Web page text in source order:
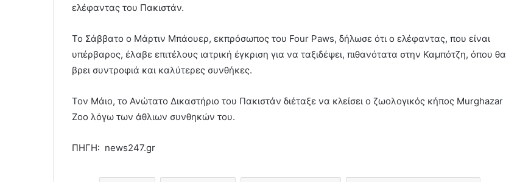
ελέφαντας του Πακιστάν.
Το Σάββατο ο Μάρτιν Μπάουερ, εκπρόσωπος του Four Paws, δήλωσε ότι ο ελέφαντας, που είναι
υπέρβαρος, έλαβε επιτέλους ιατρική έγκριση για να ταξιδέψει, πιθανότατα στην Καμπότζη, όπου θα
βρει συντροφιά και καλύτερες συνθήκες.
Τον Μάιο, το Ανώτατο Δικαστήριο του Πακιστάν διέταξε να κλείσει ο ζωολογικός κήπος Murghazar
Zoo λόγω των άθλιων συνθηκών του.
ΠΗΓΗ: news247.gr